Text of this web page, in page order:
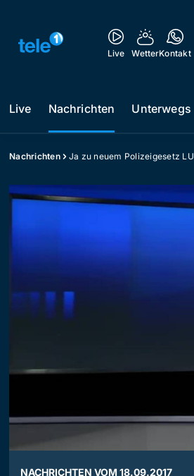
Live WetterKontakt
Live Nachrichten Unterwegs
Nachrichten Ja zu neuem Polizeigesetz LU
NACHRICHTEN VOM 18.09.2017